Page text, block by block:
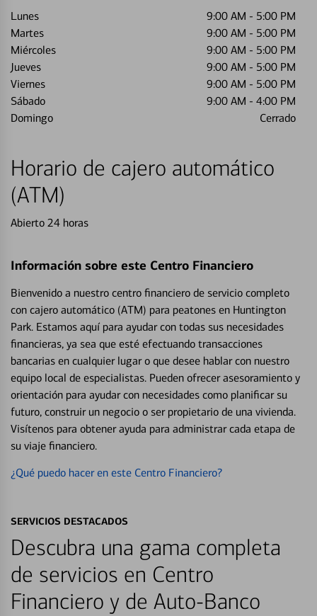
Lunes 9:00 AM - 5:00 PM
Martes
9:00 AM - 5:00 PM
Miércoles
9:00 AM - 5:00 PM
Jueves
9:00 AM - 5:00 PM
Viernes
9:00 AM - 5:00 PM
Sábado
9:00 AM - 4:00 PM
Domingo
Cerrado
Horario de cajero automático
(ATM)
Abierto 24 horas
Información sobre este Centro Financiero
Bienvenido a nuestro centro financiero de servicio completo
con cajero automático (ATM) para peatones en Huntington
Park. Estamos aquí para ayudar con todas sus necesidades
financieras, ya sea que esté efectuando transacciones
bancarias en cualquier lugar o que desee hablar con nuestro
equipo local de especialistas. Pueden ofrecer asesoramiento y
orientación para ayudar con necesidades como planificar su
futuro, construir un negocio o ser propietario de una vivienda.
Visítenos para obtener ayuda para administrar cada etapa de
su viaje financiero.
¿Qué puedo hacer en este Centro Financiero?
SERVICIOS DESTACADOS
Descubra una gama completa
de servicios en Centro
Financiero y de Auto-Banco